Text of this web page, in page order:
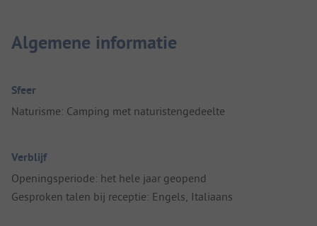
Algemene informatie
Sfeer
Naturisme: Camping met naturistengedeelte
Verblijf
Openingsperiode: het hele jaar geopend
Gesproken talen bij receptie: Engels, Italiaans